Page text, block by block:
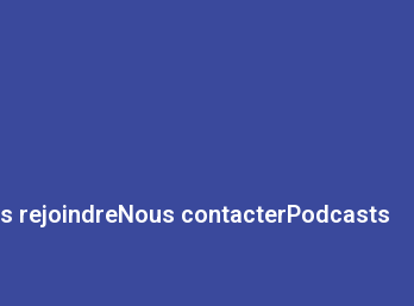
rejoindreNous contacterPodcasts